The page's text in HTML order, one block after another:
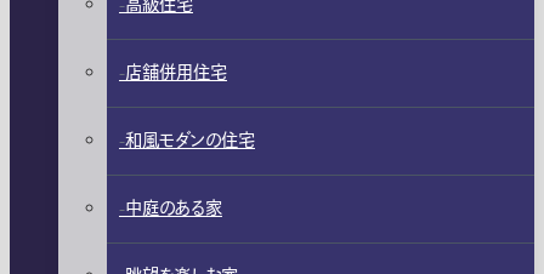
店舗併用住宅
和風モダンの住宅
中庭のある家